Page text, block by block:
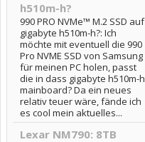
h510m-h?
990 PRO NVMe™ M.2 SSD auf
gigabyte h510m-h?: Ich
möchte mit eventuell die 990
Pro NVME SSD von Samsung
für meinen PC holen, passt
die in dass gigabyte h510m-h
mainboard? Da ein neues
relativ teuer wäre, fände ich
es cool mein aktuelles...
Lexar NM790: 8TB